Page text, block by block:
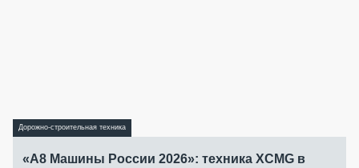
Дорожно-строительная техника
«А8 Машины России 2026»: техника XCMG в